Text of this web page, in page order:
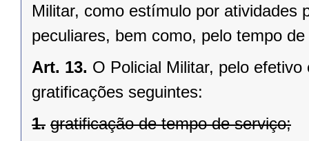
Militar, como estímulo por atividades
peculiares, bem como, pelo tempo
Art. 13. O Policial Militar, pelo
gratificações seguintes:
1. gratificação de tempo de serviço;